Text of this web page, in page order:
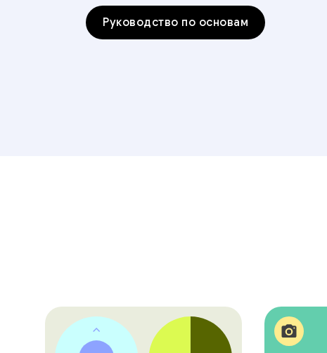
Руководство по основам